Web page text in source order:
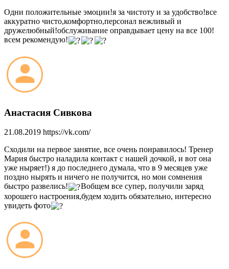
Одни положительные эмоции!я за чистоту и за удобство!все
аккуратно чисто,комфортно,персонал вежливый и
дружелюбный!обслуживание оправдывает цену на все 100!
всем рекомендую!
Анастасия Сивкова
21.08.2019 https://vk.com/
Сходили на первое занятие, все очень понравилось! Тренер
Мария быстро наладила контакт с нашей дочкой, и вот она
уже ныряет!) я до последнего думала, что в 9 месяцев уже
поздно нырять и ничего не получится, но мои сомнения
быстро развелись!
Вобщем все супер, получили заряд
хорошего настроения,будем ходить обязательно, интересно
увидеть фото